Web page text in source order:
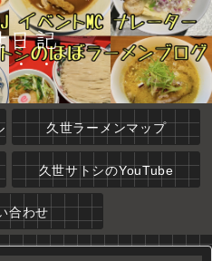
日記
久世ラーメンマップ
久世サトシのYouTube
合わせ